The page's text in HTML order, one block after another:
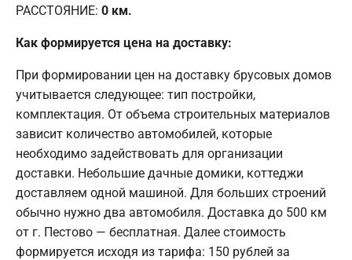
РАССТОЯНИЕ: 0 км.
Как формируется цена на доставку:
При формировании цен на доставку брусовых домов
учитывается следующее: тип постройки,
комплектация. От объема строительных материалов
зависит количество автомобилей, которые
необходимо задействовать для организации
доставки. Небольшие дачные домики, коттеджи
доставляем одной машиной. Для больших строений
обычно нужно два автомобиля. Доставка до 500 км
от г. Пестово — бесплатная. Далее стоимость
формируется исходя из тарифа: 150 рублей за